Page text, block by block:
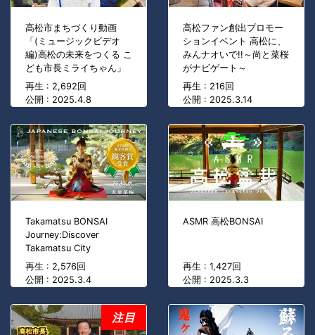
高松市まちづくり動画
「(ミュージックビデオ
編)高松の未来をつくる こ
ども市長ミライちゃん」
再生 : 2,692回
公開 : 2025.4.8
高松ファン創出プロモー
ションイベント 高松に、
みんナオいで!!～尚と菜桜
がナビゲート～
再生 : 216回
公開 : 2025.3.14
Takamatsu BONSAI
Journey:Discover
Takamatsu City
再生 : 2,576回
公開 : 2025.3.4
ASMR 高松BONSAI
再生 : 1,427回
公開 : 2025.3.3
注目